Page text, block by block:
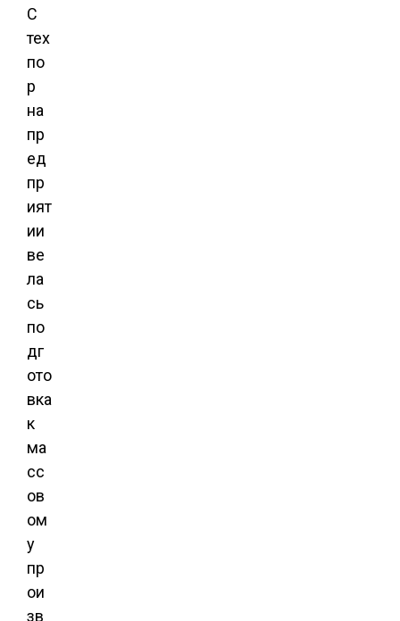
С
тех
по
р
на
пр
ед
пр
ият
ии
ве
ла
сь
по
дг
ото
вка
к
ма
сс
ов
ом
у
пр
ои
зв